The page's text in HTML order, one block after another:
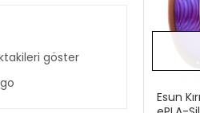
Mor
göster
Esun